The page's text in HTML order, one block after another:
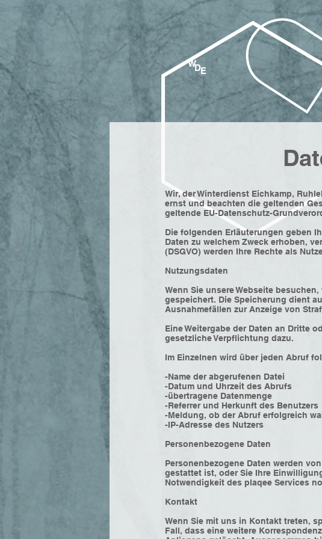
WDE
Wir, der Winterdienst Eichkamp,
ernst und beachten die geltenden
geltende EU-Datenschutz-
Die folgenden Erläuterungen geben
Daten zu welchem Zweck erhoben,
(DSGVO) werden Ihre Rechte als
Nutzungsdaten
Wenn Sie unsere Webseite
gespeichert. Die Speicherung dient
Ausnahmefällen zur Anzeige von
Eine Weitergabe der Daten an Dritte
gesetzliche Verpflichtung dazu.
Im Einzelnen wird über jeden Abruf
-Name der abgerufenen Datei
-Datum und Uhrzeit des Abrufs
-übertragene Datenmenge
-Referrer und Herkunft des Benutzers
-Meldung, ob der Abruf erfolgreich
-IP-Adresse des Nutzers
Personenbezogene Daten
Personenbezogene Daten werden
gestattet ist, oder Sie Ihre
Notwendigkeit des plaqee Services
Kontakt
Wenn Sie mit uns in Kontakt treten,
Fall, dass eine weitere